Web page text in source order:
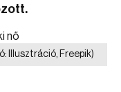
Illusztráció, Freepik)